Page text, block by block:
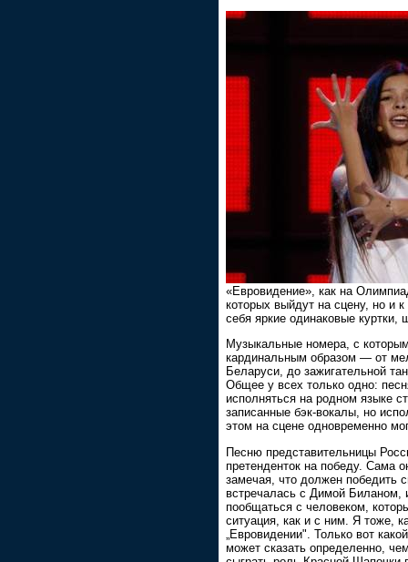
«Евровидение», как на
которых выйдут на сцену, но и
себя яркие одинаковые
Музыкальные номера, с
кардинальным образом — от
Беларуси, до зажигательной
Общее у всех только одно:
исполняться на родном языке
записанные бэк-вокалы, но
этом на сцене одновременно
Песню представительницы
претенденток на победу. Сама
замечая, что должен победить
встречалась с Димой Биланом,
пообщаться с человеком,
ситуация, как и с ним. Я тоже,
„Евровидении". Только вот
может сказать определенно,